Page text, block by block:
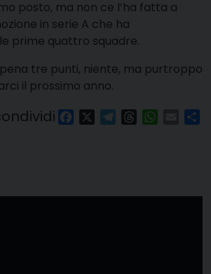
posto, ma non ce l’ha fatta a
in serie A che ha
prime quattro squadre.
tre punti, niente, ma purtroppo
il prossimo anno.
FacebookTelegram
Threads Email